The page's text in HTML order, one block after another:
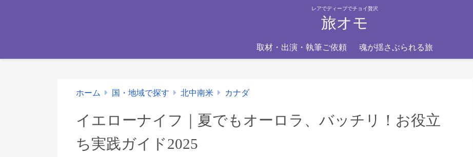
レアでディープでチョイ贅沢
旅オモ
取材・出演・執筆ご依頼 魂が揺さぶられる旅
ホーム 国・地域で探す 北中南米 カナダ
イエローナイフ｜夏でもオーロラ、バッチリ！お役立
ち実践ガイド2025